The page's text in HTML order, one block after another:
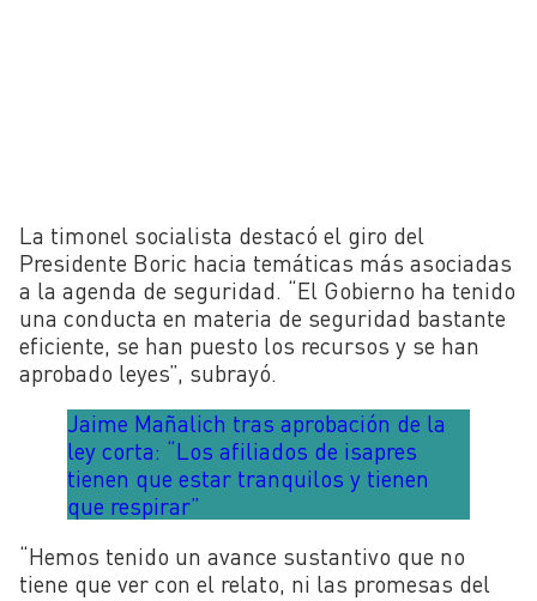
La timonel socialista destacó el giro del
Presidente Boric hacia temáticas más asociadas
a la agenda de seguridad. “El Gobierno ha tenido
una conducta en materia de seguridad bastante
eficiente, se han puesto los recursos y se han
aprobado leyes”, subrayó.
Jaime Mañalich tras aprobación de la
ley corta: “Los afiliados de isapres
tienen que estar tranquilos y tienen
que respirar”
“Hemos tenido un avance sustantivo que no
tiene que ver con el relato, ni las promesas del